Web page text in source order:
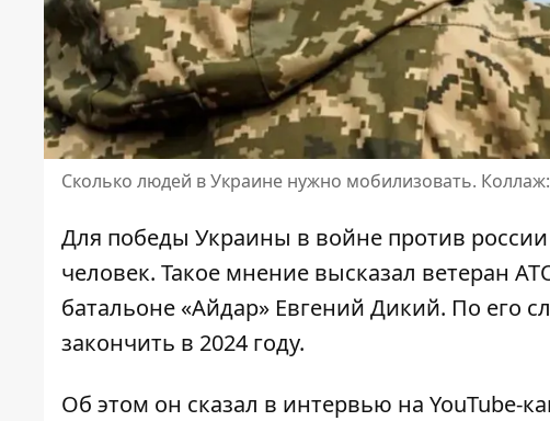
Сколько людей в Украине нужно мобилизовать.
Для победы Украины в войне против россии
человек. Такое мнение высказал ветеран
батальоне «Айдар» Евгений Дикий. По его
закончить в 2024 году.
Об этом он сказал в интервью на YouTube-